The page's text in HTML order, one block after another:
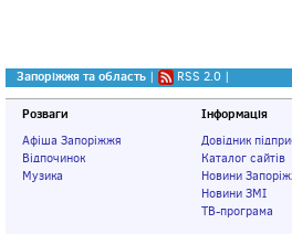
Запоріжжя та область | RSS 2.0 |
Розваги
Афіша Запоріжжя
Відпочинок
Музика
Інформація
Довідник
Каталог сайтів
Новини
Новини ЗМІ
ТВ-програма